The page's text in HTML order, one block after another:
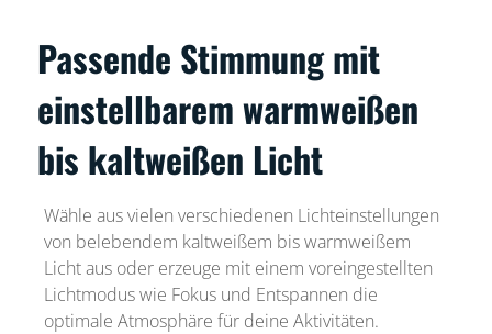
Passende Stimmung mit
einstellbarem warmweißen
bis kaltweißen Licht
Wähle aus vielen verschiedenen Lichteinstellungen
von belebendem kaltweißem bis warmweißem
Licht aus oder erzeuge mit einem voreingestellten
Lichtmodus wie Fokus und Entspannen die
optimale Atmosphäre für deine Aktivitäten.